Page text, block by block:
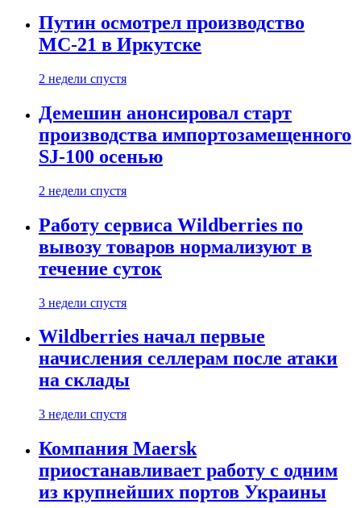
Путин осмотрел производство
МС-21 в Иркутске
2 недели спустя
Демешин анонсировал старт
производства импортозамещенного
SJ-100 осенью
2 недели спустя
Работу сервиса Wildberries по
вывозу товаров нормализуют в
течение суток
3 недели спустя
Wildberries начал первые
начисления селлерам после атаки
на склады
3 недели спустя
Компания Maersk
приостанавливает работу с одним
из крупнейших портов Украины